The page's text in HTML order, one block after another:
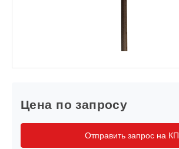
Цена по запросу
Отправить запрос на КП